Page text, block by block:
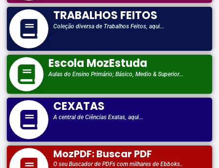
TRABALHOS FEITOS
Coleção diversa de Trabalhos Feitos, aqui...
Escola MozEstuda
Aulas do Ensino Primário; Básico, Medio & Superior...
CEXATAS
A central de Ciências Exatas, aqui...
MozPDF: Buscar PDF
O seu Buscador de PDFs com milhares de Ebboks..